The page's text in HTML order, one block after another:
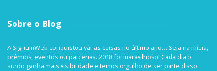
Sobre o Blog
A SignumWeb conquistou várias coisas no último ano… Seja na mídia,
prêmios, eventos ou parcerias. 2018 foi maravilhoso! Cada dia o
surdo ganha mais visibilidade e temos orgulho de ser parte disso.